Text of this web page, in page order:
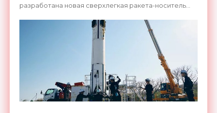
разработана новая сверхлегкая ракета-носитель